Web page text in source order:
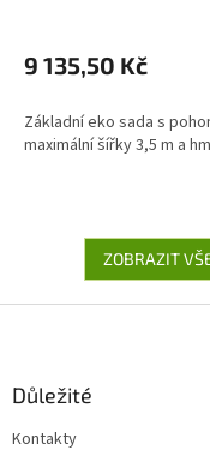
9 135,50 Kč
Základní eko sada s
maximální šířky 3,5 m a
ZOBRAZIT
Důležité
Kontakty